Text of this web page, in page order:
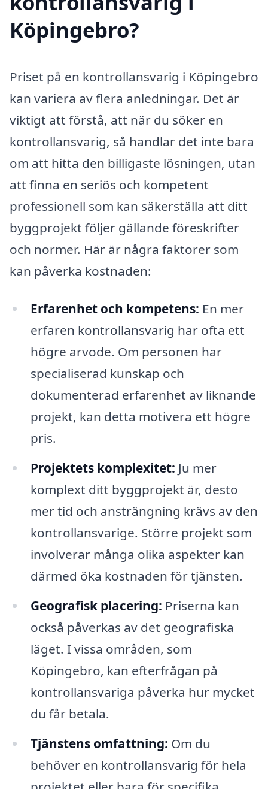
Köpingebro?
Priset på en kontrollansvarig i Köpingebro
kan variera av flera anledningar. Det är
viktigt att förstå, att när du söker en
kontrollansvarig, så handlar det inte bara
om att hitta den billigaste lösningen, utan
att finna en seriös och kompetent
professionell som kan säkerställa att ditt
byggprojekt följer gällande föreskrifter
och normer. Här är några faktorer som
kan påverka kostnaden:
Erfarenhet och kompetens: En mer
erfaren kontrollansvarig har ofta ett
högre arvode. Om personen har
specialiserad kunskap och
dokumenterad erfarenhet av liknande
projekt, kan detta motivera ett högre
pris.
Projektets komplexitet: Ju mer
komplext ditt byggprojekt är, desto
mer tid och ansträngning krävs av den
kontrollansvarige. Större projekt som
involverar många olika aspekter kan
därmed öka kostnaden för tjänsten.
Geografisk placering: Priserna kan
också påverkas av det geografiska
läget. I vissa områden, som
Köpingebro, kan efterfrågan på
kontrollansvariga påverka hur mycket
du får betala.
Tjänstens omfattning: Om du
behöver en kontrollansvarig för hela